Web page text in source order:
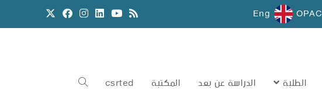
OPAC
Eng
الطلبة الدراسة عن بعد المكتبة csrted